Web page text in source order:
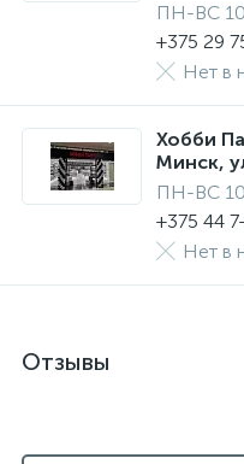
ПН-ВС
+375 29
Нет в
Хобби
Минск,
ПН-ВС
+375 44
Нет в
Отзывы